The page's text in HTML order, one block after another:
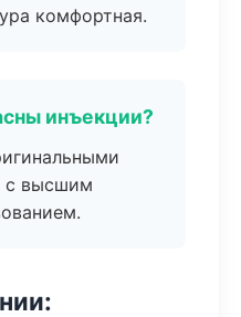
комфортная.
инъекции?
с высшим